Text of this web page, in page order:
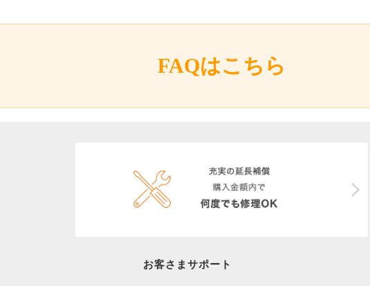
FAQはこちら
お客さまサポート